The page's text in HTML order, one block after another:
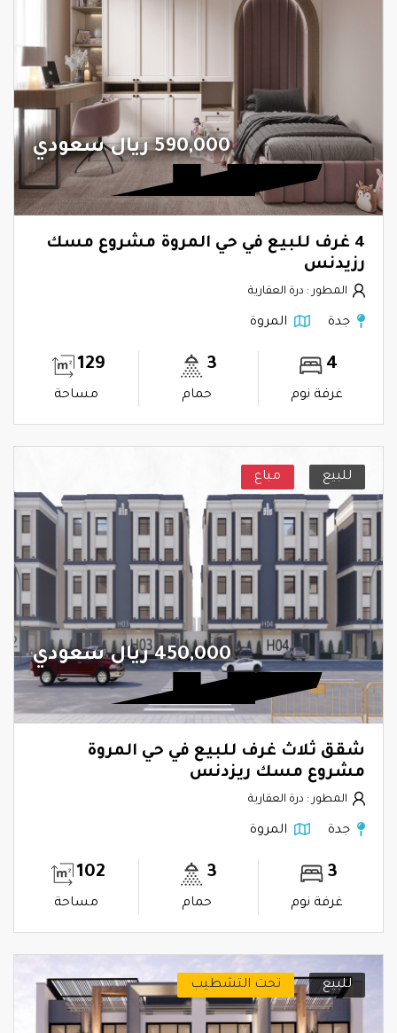
590,000 ريال سعودي
4 غرف للبيع في حي المروة مشروع مسك
رزيدنس
المطور : درة العقارية
جدة المروة
4
غرفة نوم
3
حمام
129
مساحة
للبيع مباع
450,000 ريال سعودي
شقق ثلاث غرف للبيع في حي المروة
مشروع مسك ريزدنس
المطور : درة العقارية
جدة المروة
3
غرفة نوم
3
حمام
102
مساحة
للبيع تحت التشطيب